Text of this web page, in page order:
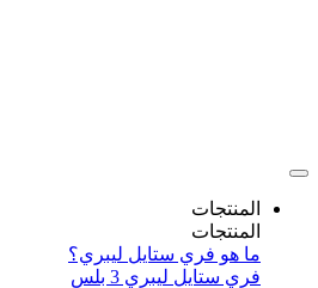
المنتجات
المنتجات
ما هو فري ستايل ليبري؟
فري ستايل ليبري 3 بلس​